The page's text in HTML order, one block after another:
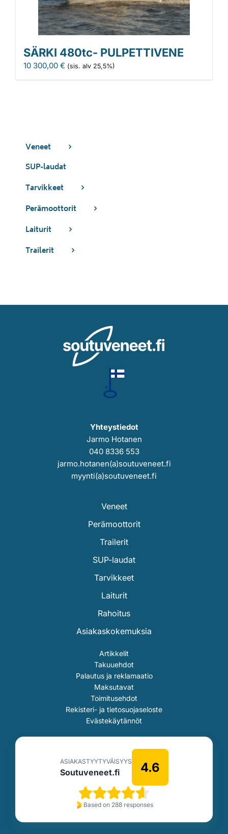
SÄRKI 480tc- PULPETTIVENE
10 300,00 € (sis. alv 25,5%)
Veneet
SUP-laudat
Tarvikkeet
Perämoottorit
Laiturit
Trailerit
Yhteystiedot
Jarmo Hotanen
040 8336 553
jarmo.hotanen(a)soutuveneet.fi
myynti(a)soutuveneet.fi
Veneet
Perämoottorit
Trailerit
SUP-laudat
Tarvikkeet
Laiturit
Rahoitus
Asiakaskokemuksia
Artikkelit
Takuuehdot
Palautus ja reklamaatio
Maksutavat
Toimitusehdot
Rekisteri- ja tietosuojaseloste
Evästekäytännöt
ASIAKASTYYTYVÄISYYS
Soutuveneet.fi 4.6
Based on 288 responses